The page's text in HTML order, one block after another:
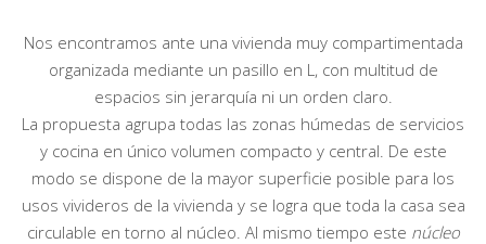
Nos encontramos ante una vivienda muy compartimentada
organizada mediante un pasillo en L, con multitud de
espacios sin jerarquía ni un orden claro.
La propuesta agrupa todas las zonas húmedas de servicios
y cocina en único volumen compacto y central. De este
modo se dispone de la mayor superficie posible para los
usos vivideros de la vivienda y se logra que toda la casa sea
circulable en torno al núcleo. Al mismo tiempo este núcleo